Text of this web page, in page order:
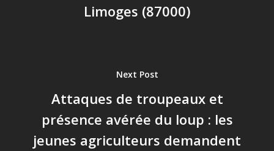
Limoges (87000)
Next Post
Attaques de troupeaux et
présence avérée du loup : les
jeunes agriculteurs demandent